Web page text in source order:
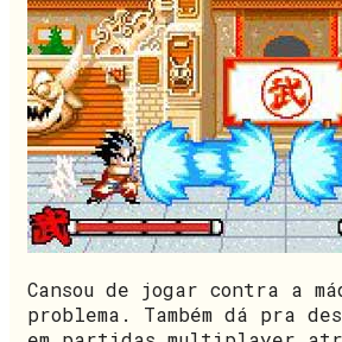
Cansou de jogar contra a
problema. Também dá pra